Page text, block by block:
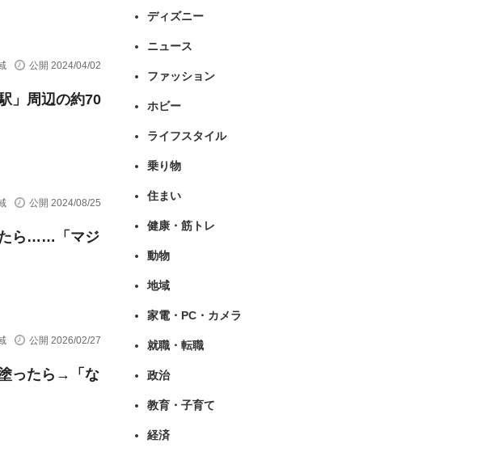
公開 2024/04/02
」周辺の約70
公開 2024/08/25
たら……「マジ
公開 2026/02/27
ったら→「な
ディズニー
ニュース
ファッション
ホビー
ライフスタイル
乗り物
住まい
健康・筋トレ
動物
地域
家電・PC・カメラ
就職・転職
政治
教育・子育て
経済